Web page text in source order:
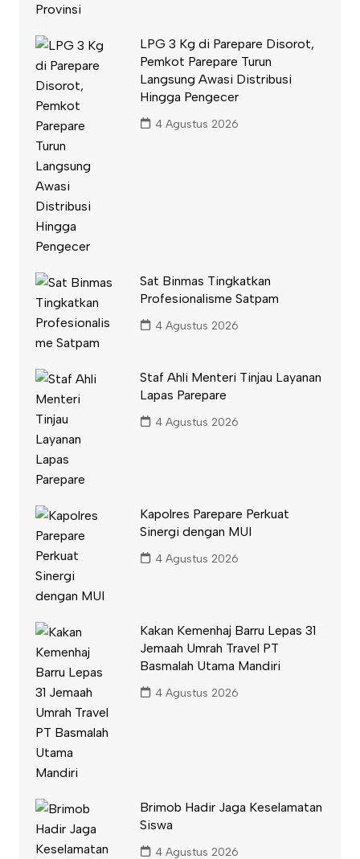
LPG 3 Kg di Parepare Disorot,
Pemkot Parepare Turun
Langsung Awasi Distribusi
Hingga Pengecer
4 Agustus 2026
Sat Binmas Tingkatkan
Profesionalisme Satpam
4 Agustus 2026
Staf Ahli Menteri Tinjau Layanan
Lapas Parepare
4 Agustus 2026
Kapolres Parepare Perkuat
Sinergi dengan MUI
4 Agustus 2026
Kakan Kemenhaj Barru Lepas 31
Jemaah Umrah Travel PT
Basmalah Utama Mandiri
4 Agustus 2026
Brimob Hadir Jaga Keselamatan
Siswa
4 Agustus 2026